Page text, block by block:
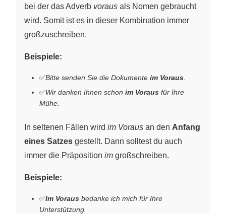
bei der das Adverb voraus als Nomen gebraucht
wird. Somit ist es in dieser Kombination immer
großzuschreiben.
Beispiele:
✅Bitte senden Sie die Dokumente im Voraus
✅Wir danken Ihnen schon im Voraus für Ihre
Mühe.
In seltenen Fällen wird im Voraus an den Anfang
eines Satzes gestellt. Dann solltest du auch
immer die Präposition im großschreiben.
Beispiele:
✅Im Voraus bedanke ich mich für Ihre
Unterstützung.